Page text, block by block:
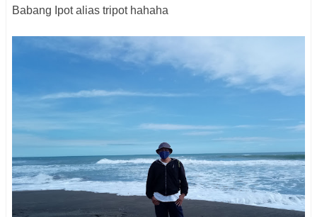
Babang Ipot alias tripot hahaha